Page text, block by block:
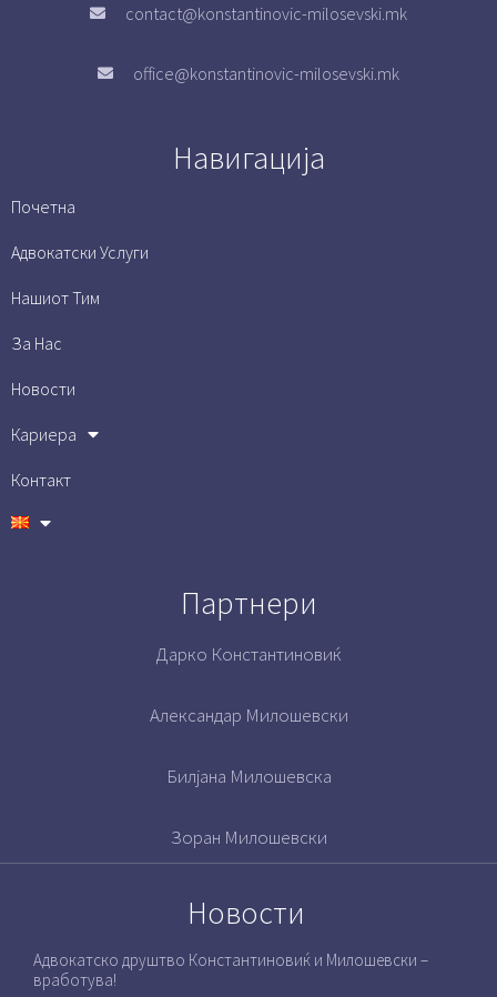
contact@konstantinovic-milosevski.mk
office@konstantinovic-milosevski.mk
Навигација
Почетна
Адвокатски Услуги
Нашиот Тим
За Нас
Новости
Кариера
Контакт
Партнери
Дарко Константиновиќ
Александар Милошевски
Билјана Милошевска
Зоран Милошевски
Новости
Адвокатско друштво Константиновиќ и Милошевски –
вработува!